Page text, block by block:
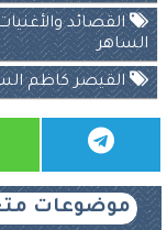
القصائد
الساهر
القيصر كاظم
موضوعات